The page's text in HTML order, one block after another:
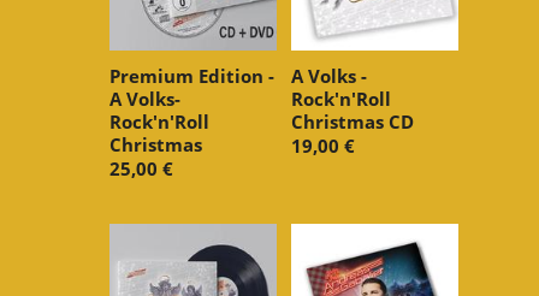
Premium Edition -
A Volks-
Rock'n'Roll
Christmas
25,00 €
A Volks -
Rock'n'Roll
Christmas CD
19,00 €